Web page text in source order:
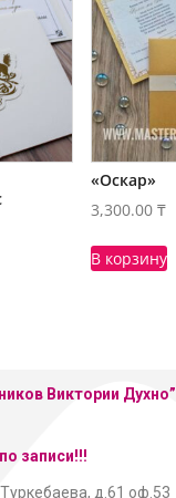
«Оскар»
3,300.00₸
В корзину
Виктории Духно”
записи!!!
д.61 оф.53